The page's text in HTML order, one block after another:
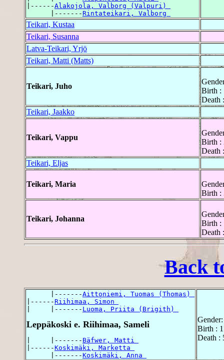
|------Alakojola, Valborg (Valpuri)
      |-------
Rintateikari, Valborg
Teikari, Kustaa
Teikari, Susanna
Latva-Teikari, Yrjö
Teikari, Matti (Matts)
Teikari, Juho
Birth :
Death
Teikari, Jaakko
Teikari, Vappu
Birth :
Death
Teikari, Eljas
Teikari, Maria
Birth :
Teikari, Johanna
Birth :
Death
Back
      |-------
Aittoniemi, Tuomas (Thomas)
|------Riihimaa, Simon
|     |------- Luoma, Priita (Brigith)
Leppäkoski e. Riihimaa, Sameli
|     |------- Bäfwer, Matti
|------Koskimäki, Marketta
      |-------
Koskimäki, Anna
Birth :
Death :